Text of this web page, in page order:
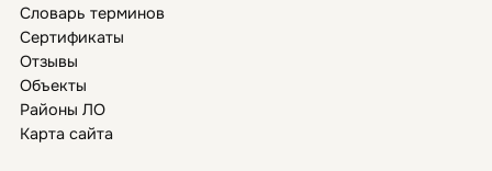
Словарь терминов
Сертификаты
Отзывы
Объекты
Районы ЛО
Карта сайта